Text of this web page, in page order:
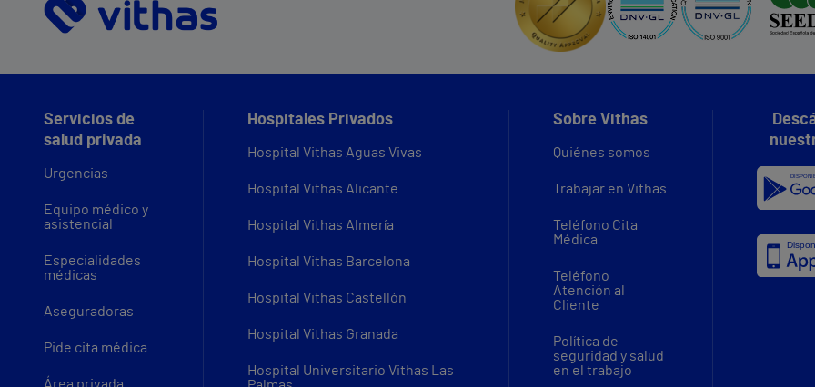
Servicios de
salud privada
Urgencias
Equipo médico y
asistencial
Especialidades
médicas
Aseguradoras
Pide cita médica
Hospitales Privados
Hospital Vithas Aguas Vivas
Hospital Vithas Alicante
Hospital Vithas Almería
Hospital Vithas Barcelona
Hospital Vithas Castellón
Hospital Vithas Granada
Hospital Universitario Vithas Las
Sobre Vithas
Quiénes somos
Trabajar en Vithas
Teléfono Cita
Médica
Teléfono
Atención al
Cliente
Política de
seguridad y salud
en el trabajo